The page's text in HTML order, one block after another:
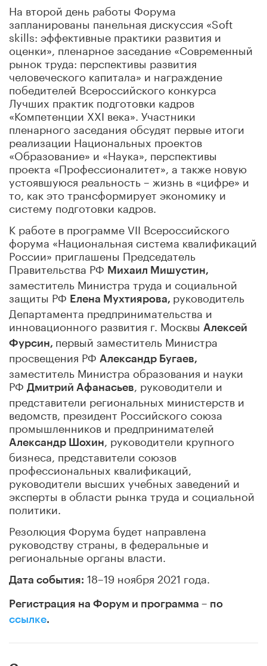
На второй день работы Форума
запланированы панельная дискуссия «Soft
skills: эффективные практики развития и
оценки», пленарное заседание «Современный
рынок труда: перспективы развития
человеческого капитала» и награждение
победителей Всероссийского конкурса
Лучших практик подготовки кадров
«Компетенции XXI века». Участники
пленарного заседания обсудят первые итоги
реализации Национальных проектов
«Образование» и «Наука», перспективы
проекта «Профессионалитет», а также новую
устоявшуюся реальность – жизнь в «цифре» и
то, как это трансформирует экономику и
систему подготовки кадров.
К работе в программе VII Всероссийского
форума «Национальная система квалификаций
России» приглашены Председатель
Правительства РФ Михаил Мишустин,
заместитель Министра труда и социальной
защиты РФ Елена Мухтиярова, руководитель
Департамента предпринимательства и
инновационного развития г. Москвы Алексей
Фурсин, первый заместитель Министра
просвещения РФ Александр Бугаев,
заместитель Министра образования и науки
РФ Дмитрий Афанасьев
, руководители и
представители региональных министерств и
ведомств, президент Российского союза
промышленников и предпринимателей
Александр Шохин
, руководители крупного
бизнеса, представители союзов
профессиональных квалификаций,
руководители высших учебных заведений и
эксперты в области рынка труда и социальной
политики.
Резолюция Форума будет направлена
руководству страны, в федеральные и
региональные органы власти.
Дата события: 18–19 ноября 2021 года.
Регистрация на Форум и программа – по
ссылке.